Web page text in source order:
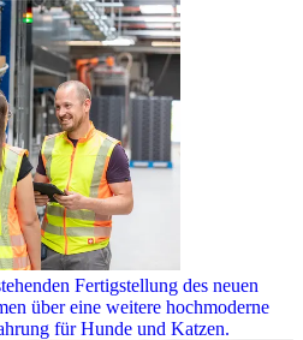
Fertigstellung des neuen
über eine weitere hochmoderne
für Hunde und Katzen.